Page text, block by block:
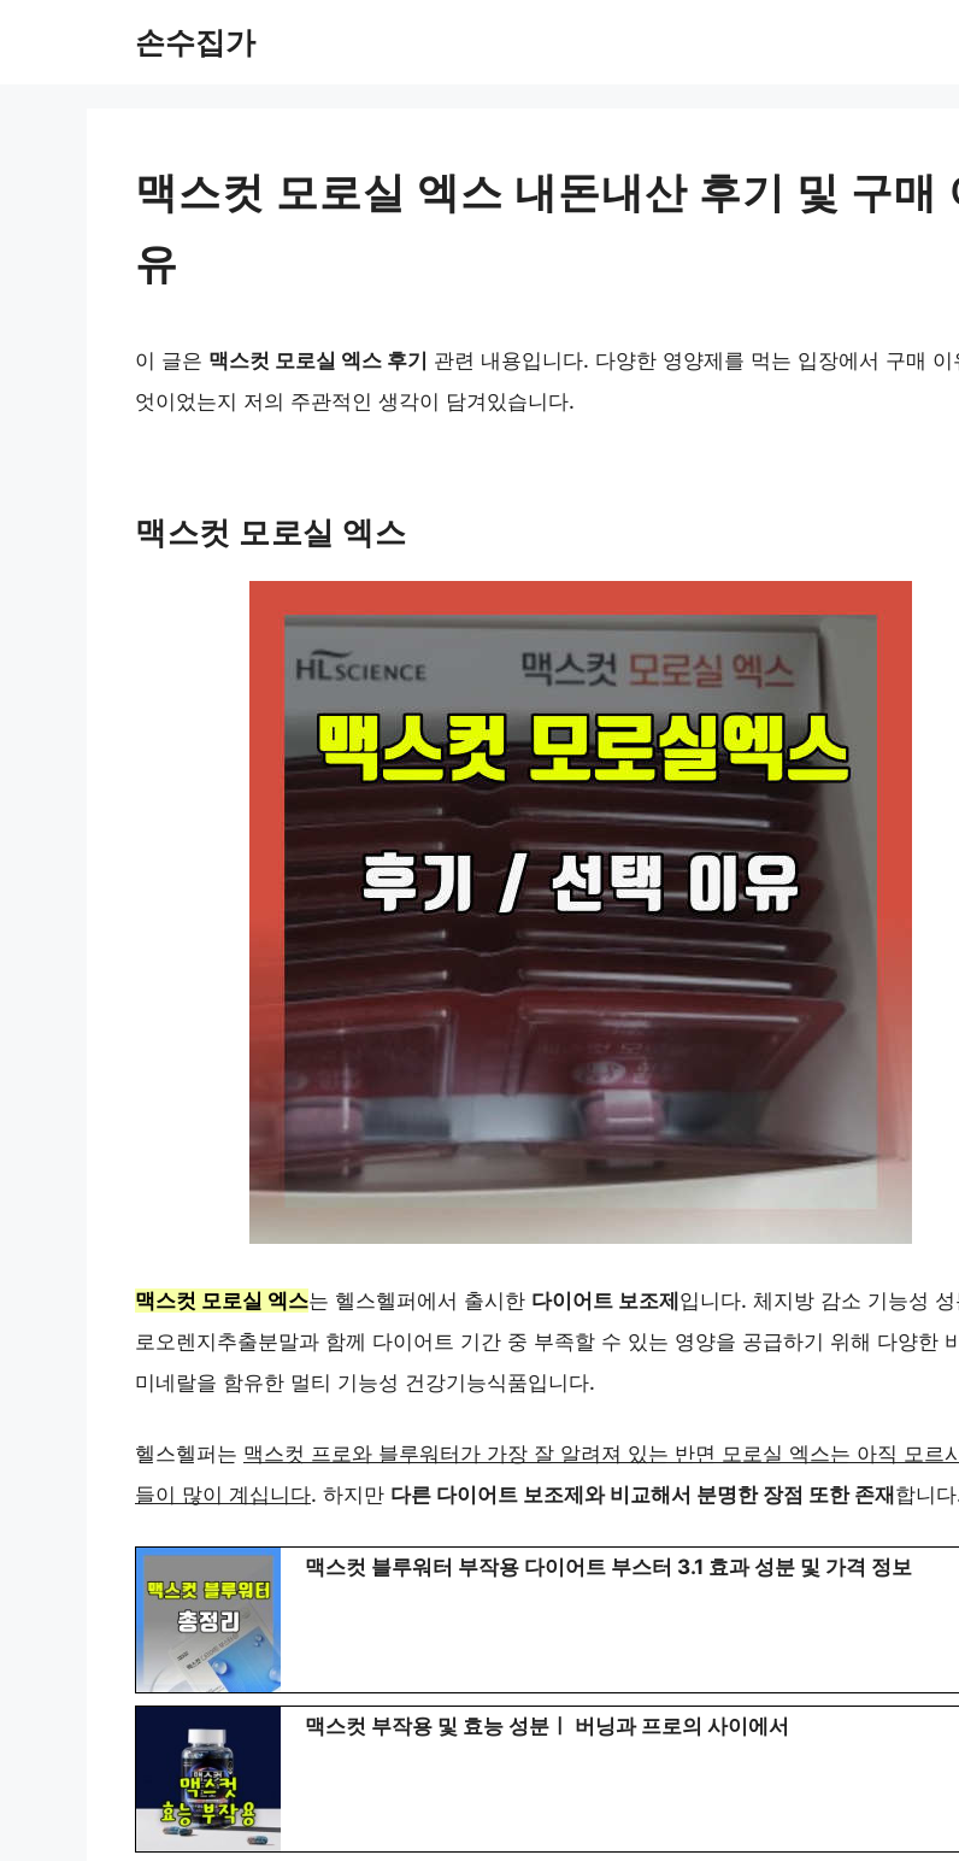
손수집가
맥스컷 모로실 엑스 내돈내산 후기 및 구매
유
이 글은 맥스컷 모로실 엑스 후기
관련 내용입니다. 다양한 영양제를 먹는 입장에서 구매 이
엇이었는지 저의 주관적인 생각이 담겨있습니다.
맥스컷 모로실 엑스
맥스컷 모로실 엑스는 헬스헬퍼에서 출시한 다이어트 보조제입니다. 체지방 감소 기능성 성
로오렌지추출분말과 함께 다이어트 기간 중 부족할 수 있는 영양을 공급하기 위해 다양한
미네랄을 함유한 멀티 기능성 건강기능식품입니다.
헬스헬퍼는 맥스컷 프로와 블루워터가 가장 잘 알려져 있는 반면 모로실 엑스는 아직 모르
들이 많이 계십니다. 하지만 다른 다이어트 보조제와 비교해서 분명한 장점 또한 존재 합니
맥스컷 블루워터 부작용 다이어트 부스터 3.1 효과 성분 및 가격 정보
맥스컷 부작용 및 효능 성분ㅣ 버닝과 프로의 사이에서